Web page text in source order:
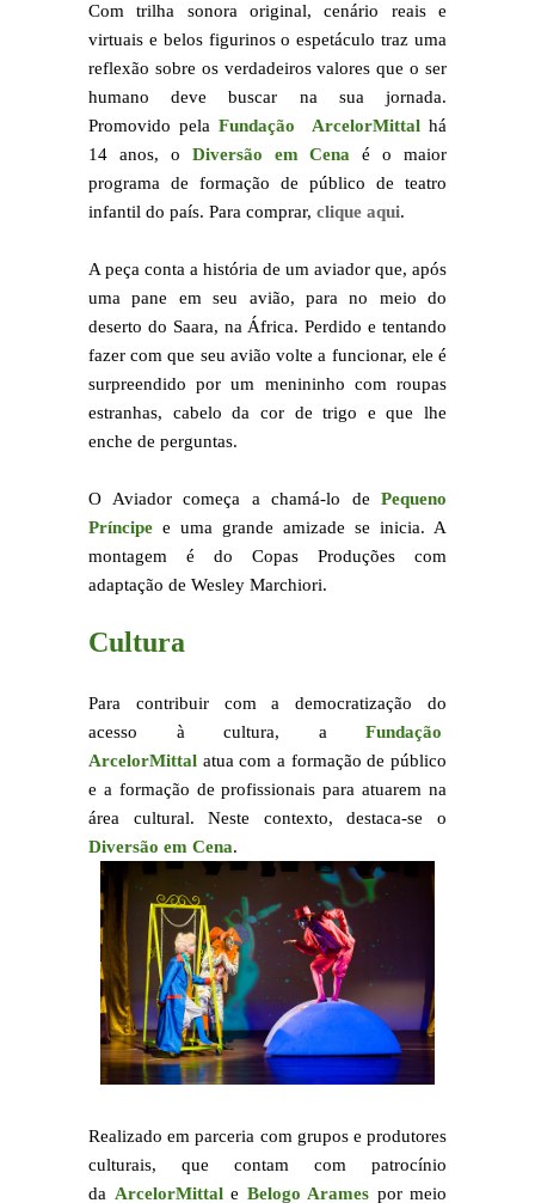
Com trilha sonora original, cenário reais e
virtuais e belos figurinos o espetáculo traz uma
reflexão sobre os verdadeiros valores que o ser
humano deve buscar na sua jornada.
Promovido pelaFundação ArcelorMittalhá
14 anos, o Diversão em Cena é o maior
programa de formação de público de teatro
infantil do país. Para comprar, clique aqui.
A peça conta a história de um aviador que, após
uma pane em seu avião, para no meio do
deserto do Saara, na África. Perdido e tentando
fazer com que seu avião volte a funcionar, ele é
surpreendido por um menininho com roupas
estranhas, cabelo da cor de trigo e que lhe
enche de perguntas.
O Aviador começa a chamá-lo de Pequeno
Príncipe e uma grande amizade se inicia. A
montagem é do Copas Produções com
adaptação de Wesley Marchiori.
Cultura
Para contribuir com a democratização do
acesso à cultura, a Fundação
ArcelorMittal atua com a formação de público
e a formação de profissionais para atuarem na
área cultural. Neste contexto, destaca-se o
Diversão em Cena.
Realizado em parceria com grupos e produtores
culturais, que contam com patrocínio
da ArcelorMittale Belogo Arames por meio